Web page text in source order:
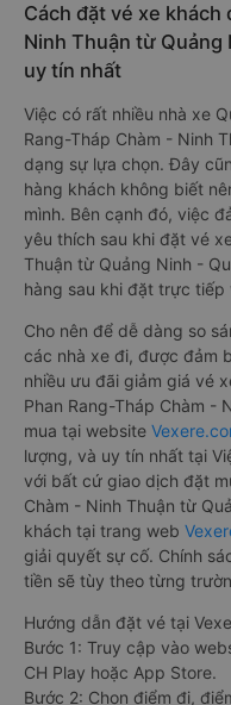
Cách đặt vé xe khách
Ninh Thuận từ Quảng
uy tín nhất
Việc có rất nhiều nhà xe
Rang-Tháp Chàm - Ninh
dạng sự lựa chọn. Đây
hàng khách không biết
mình. Bên cạnh đó, việc
yêu thích sau khi đặt vé
Thuận từ Quảng Ninh -
hàng sau khi đặt trực
Cho nên để dễ dàng so
các nhà xe đi, được đảm
nhiều ưu đãi giảm giá vé
Phan Rang-Tháp Chàm -
mua tại website
lượng, và uy tín nhất tại
với bất cứ giao dịch đặt
Chàm - Ninh Thuận từ
khách tại trang web
giải quyết sự cố. Chính
tiền sẽ tùy theo từng
Hướng dẫn đặt vé tại
Bước 1: Truy cập vào
CH Play hoặc App Store.
Bước 2: Chọn điểm đi,